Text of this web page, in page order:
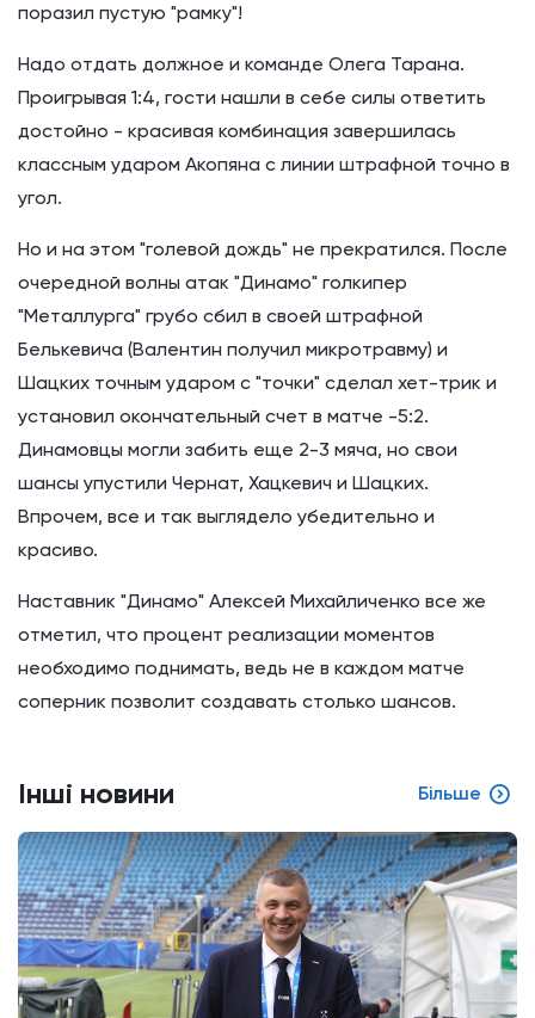
поразил пустую "рамку"!
Надо отдать должное и команде Олега Тарана.
Проигрывая 1:4, гости нашли в себе силы ответить
достойно - красивая комбинация завершилась
классным ударом Акопяна с линии штрафной точно в
угол.
Но и на этом "голевой дождь" не прекратился. После
очередной волны атак "Динамо" голкипер
"Металлурга" грубо сбил в своей штрафной
Белькевича (Валентин получил микротравму) и
Шацких точным ударом с "точки" сделал хет-трик и
установил окончательный счет в матче -5:2.
Динамовцы могли забить еще 2-3 мяча, но свои
шансы упустили Чернат, Хацкевич и Шацких.
Впрочем, все и так выглядело убедительно и
красиво.
Наставник "Динамо" Алексей Михайличенко все же
отметил, что процент реализации моментов
необходимо поднимать, ведь не в каждом матче
соперник позволит создавать столько шансов.
Інші новини Більше